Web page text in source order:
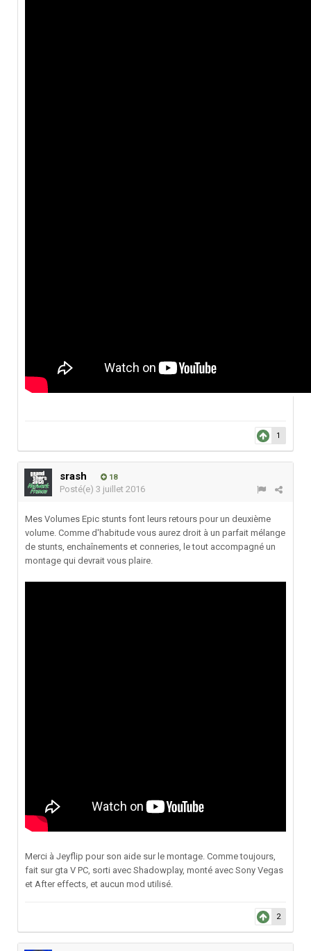
1
srash 18
Posté(e) 3 juillet 2016
Mes Volumes Epic stunts font leurs retours pour un deuxième
volume. Comme d'habitude vous aurez droit à un parfait mélange
de stunts, enchaînements et conneries, le tout accompagné un
montage qui devrait vous plaire.
Merci à Jeyflip pour son aide sur le montage. Comme toujours,
fait sur gta V PC, sorti avec Shadowplay, monté avec Sony Vegas
et After effects, et aucun mod utilisé.
2